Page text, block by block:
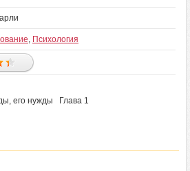
, Психология
его нужды Глава 1